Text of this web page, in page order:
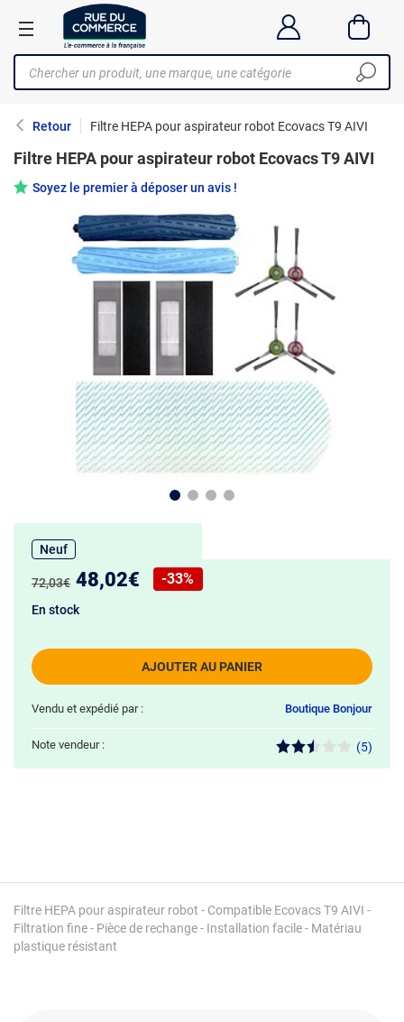
Retour Filtre HEPA pour aspirateur robot Ecovacs T9 AIVI
Filtre HEPA pour aspirateur robot Ecovacs T9 AIVI
Soyez le premier à déposer un avis !
Filtre HEPA pour aspirateur robot - Compatible Ecovacs T9 AIVI -
Filtration fine - Pièce de rechange - Installation facile - Matériau
plastique résistant
Neuf
Ancien prix :
72,03€ Nouveau prix :
48,02€
Réduction de :
-33%
AJOUTER AU PANIER
En stock
Vendu et expédié par : Boutique Bonjour
Note vendeur : (5)